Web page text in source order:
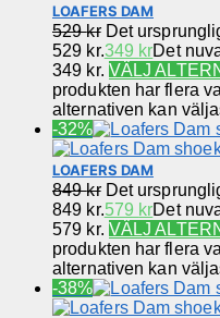
LOAFERS DAM
529kr Det
529 kr.349 krDet
349 kr. VÄLJ
produkten har flera
alternativen kan
-32%
LOAFERS DAM
849kr Det
849 kr.579 krDet
579 kr. VÄLJ
produkten har flera
alternativen kan
-38%